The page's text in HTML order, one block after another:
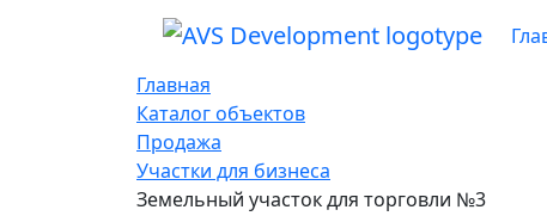
Главная
Каталог объектов
Продажа
Участки для бизнеса
Земельный участок для торговли №3